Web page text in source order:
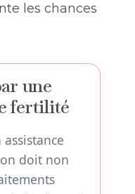
les chances
une
fertilité
doit non